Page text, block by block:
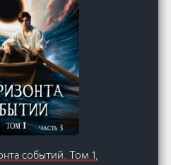
событий. Том 1,